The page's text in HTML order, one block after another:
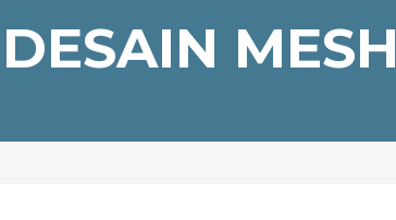
DESAIN MESH